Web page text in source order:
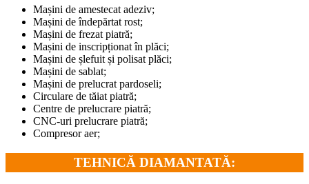
Mașini de amestecat adeziv;
Mașini de îndepărtat rost;
Mașini de frezat piatră;
Mașini de inscripționat în plăci;
Mașini de șlefuit și polisat plăci;
Mașini de sablat;
Mașini de prelucrat pardoseli;
Circulare de tăiat piatră;
Centre de prelucrare piatră;
CNC-uri prelucrare piatră;
Compresor aer;
TEHNICĂ DIAMANTATĂ: